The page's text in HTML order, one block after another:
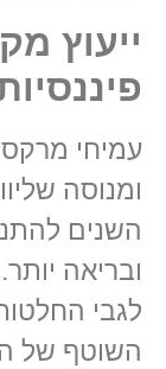
ייעוץ
עמיחי מרקס
ומנוסה
השנים
ובריאה
לגבי
השוטף של